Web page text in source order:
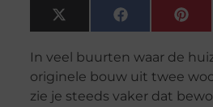
X
(Twitter)
Facebook
In veel buurten waar de
originele bouw uit twee
zie je steeds vaker dat